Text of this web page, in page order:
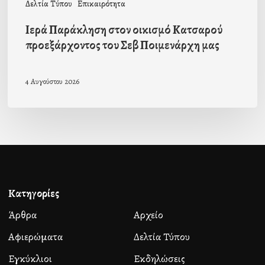
Δελτία Τύπου Επικαιρότητα
Ιερά Παράκληση στον οικισμό Κατσαρού
προεξάρχοντος του Σεβ Ποιμενάρχη μας
4 Αυγούστου 2026
Κατηγορίες
Άρθρα
Αρχείο
Αφιερώματα
Δελτία Τύπου
Εγκύκλιοι
Εκδηλώσεις